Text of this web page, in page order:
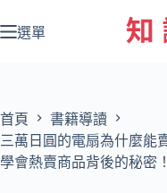
至
容
選單
首頁
書籍導讀
三萬日圓的電扇為什麼能
學會熱賣商品背後的秘密！